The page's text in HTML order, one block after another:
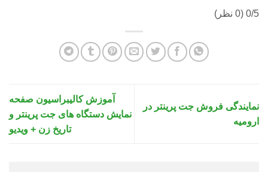
0/5 (0 نظر)
نمایندگی فروش جت پرینتر در
ارومیه
آموزش کالیبراسیون صفحه
نمایش دستگاه های جت پرینتر و
تاریخ زن + ویدیو